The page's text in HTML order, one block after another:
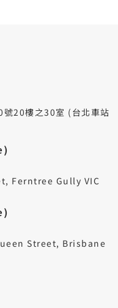
號20樓之30室 (台北車站
Ferntree Gully VIC
Street, Brisbane